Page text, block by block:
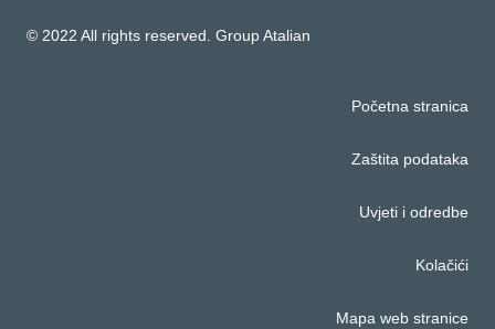
© 2022 All rights reserved. Group Atalian
Početna stranica
Zaštita podataka
Uvjeti i odredbe
Kolačići
Mapa web stranice